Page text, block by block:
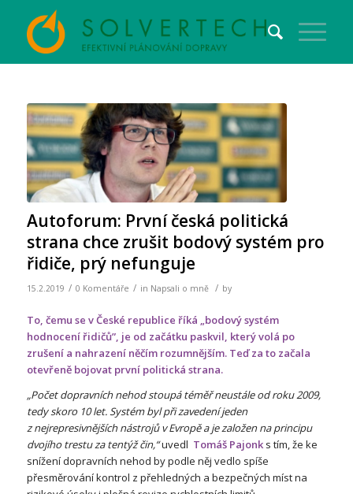
Autoforum: První česká politická
strana chce zrušit bodový systém pro
řidiče, prý nefunguje
15.2.2019 / 0 Komentáře / in Napsali o mně / by
To, čemu se v České republice říká „bodový systém
hodnocení řidičů”, je od začátku paskvil, který volá po
zrušení a nahrazení něčím rozumnějším. Teď za to začala
otevřeně bojovat první politická strana.
„Počet dopravních nehod stoupá téměř neustále od roku 2009,
tedy skoro 10 let. Systém byl při zavedení jeden
z nejrepresivnějších nástrojů v Evropě a je založen na principu
dvojího trestu za tentýž čin,“uvedl Tomáš Pajonks tím, že ke
snížení dopravních nehod by podle něj vedlo spíše
přesměrování kontrol z přehledných a bezpečných míst na